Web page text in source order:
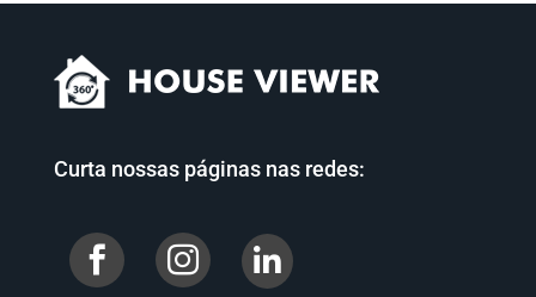
Curta nossas páginas nas redes:
 